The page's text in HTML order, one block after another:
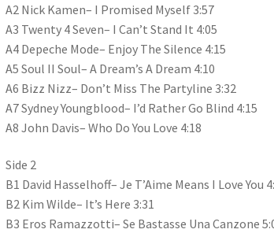
A2 Nick Kamen– I Promised Myself 3:57
A3 Twenty 4 Seven– I Can’t Stand It 4:05
A4 Depeche Mode– Enjoy The Silence 4:15
A5 Soul II Soul– A Dream’s A Dream 4:10
A6 Bizz Nizz– Don’t Miss The Partyline 3:32
A7 Sydney Youngblood– I’d Rather Go Blind 4:15
A8 John Davis– Who Do You Love 4:18
Side 2
B1 David Hasselhoff– Je T’Aime Means I Love You
B2 Kim Wilde– It’s Here 3:31
B3 Eros Ramazzotti– Se Bastasse Una Canzone